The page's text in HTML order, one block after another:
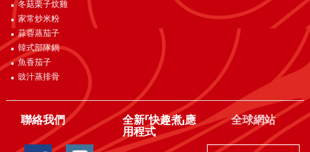
冬菇栗子炆雞
家常炒米粉
蒜蓉蒸茄子
韓式部隊鍋
魚香茄子
豉汁蒸排骨
聯絡我們
全新「快趣煮」應
用程式
全球網站